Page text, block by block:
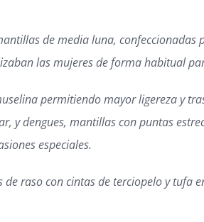
de media luna,
las mujeres de forma habitual
permitiendo mayor ligereza y
dengues, mantillas con puntas
especiales.
raso con cintas de terciopelo y tufa